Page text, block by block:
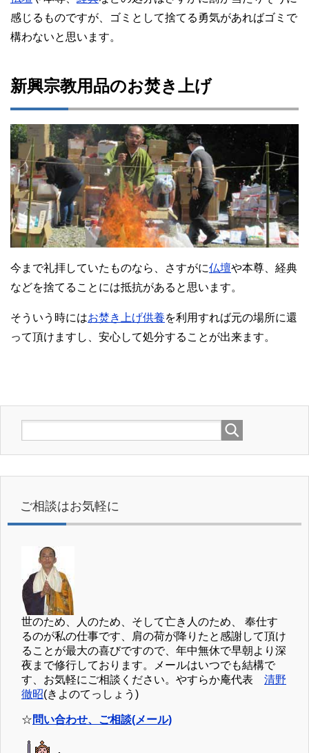
感じるものですが、ゴミとして捨てる勇気があればゴミで
構わないと思います。
新興宗教用品のお焚き上げ
今まで礼拝していたものなら、さすがに仏壇や本尊、経典
などを捨てることには抵抗があると思います。
そういう時にはお焚き上げ供養を利用すれば元の場所に還
って頂けますし、安心して処分することが出来ます。
ご相談はお気軽に
世のため、人のため、そして亡き人のため、 奉仕す
るのが私の仕事です、肩の荷が降りたと感謝して頂け
ることが最大の喜びですので、年中無休で早朝より深
夜まで修行しております。メールはいつでも結構で
す、お気軽にご相談ください。やすらか庵代表 清野
徹昭(きよのてっしょう)
☆問い合わせ、ご相談(メール)